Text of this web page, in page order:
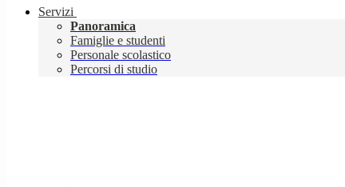
Servizi
Panoramica
Famiglie e studenti
Personale scolastico
Percorsi di studio